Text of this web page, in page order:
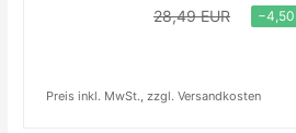
28,49 EUR −4,50
Preis inkl. MwSt., zzgl. Versandkosten